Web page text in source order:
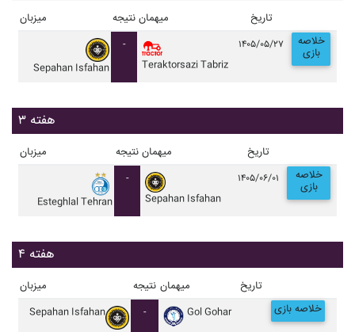
میزبان نتیجه میهمان تاریخ
Sepahan Isfahan
-
Teraktorsazi Tabriz
۱۴۰۵/۰۵/۲۷ خلاصه
بازی
هفته ۳
میزبان نتیجه میهمان تاریخ
Esteghlal Tehran
-
Sepahan Isfahan
۱۴۰۵/۰۶/۰۱ خلاصه
بازی
هفته ۴
میزبان نتیجه میهمان تاریخ
Sepahan Isfahan - Gol Gohar خلاصه بازی